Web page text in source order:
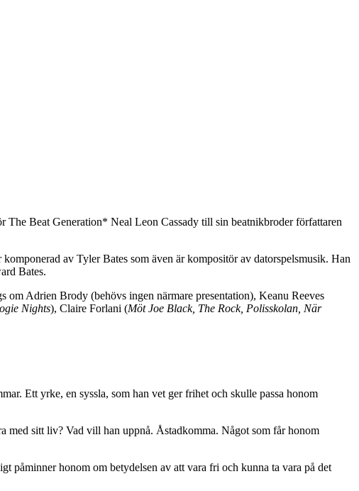
The Beat Generation* Neal Leon Cassady till sin beatnikbroder författaren
av Tyler Bates som även är kompositör av datorspelsmusik. Han
Bates.
Adrien Brody (behövs ingen närmare presentation), Keanu Reeves
Nights), Claire Forlani (Möt Joe Black, The Rock, Polisskolan , När
Ett yrke, en syssla, som han vet ger frihet och skulle passa honom
med sitt liv? Vad vill han uppnå. Åstadkomma. Något som får honom
påminner honom om betydelsen av att vara fri och kunna ta vara på det